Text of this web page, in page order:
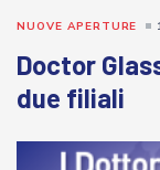
Doctor
due filiali
NUOVE APERTURE